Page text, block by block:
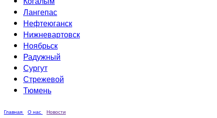
Лангепас
Нефтеюганск
Нижневартовск
Ноябрьск
Радужный
Сургут
Стрежевой
Тюмень
Главная О нас Новости